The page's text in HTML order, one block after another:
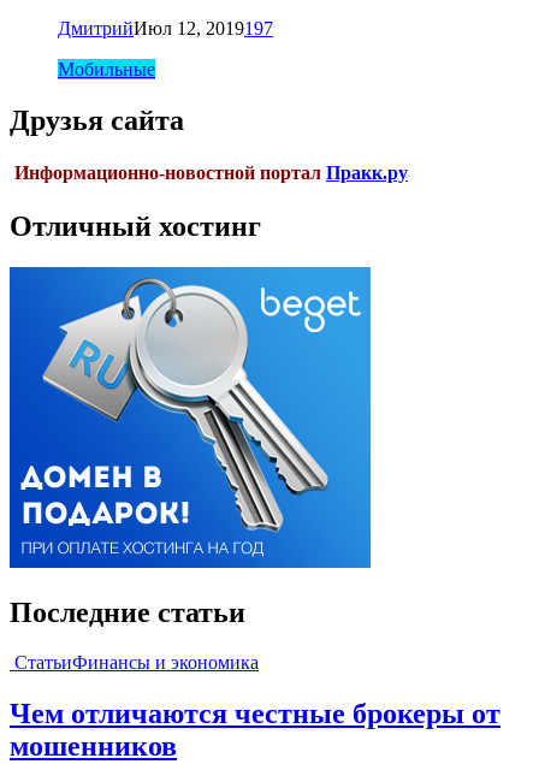
ДмитрийИюл 12, 2019197
Мобильные
Друзья сайта
Информационно-новостной портал Пракк.ру
Отличный хостинг
Последние статьи
СтатьиФинансы и экономика
Чем отличаются честные брокеры от
мошенников